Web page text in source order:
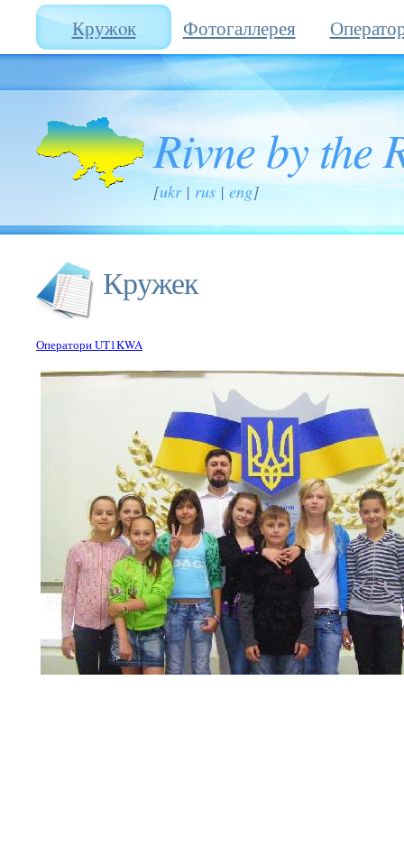
Кружoк Фотогаллерея
Rivne by the
[ukr| rus | eng]
Кружек
Оператори UT1KWA